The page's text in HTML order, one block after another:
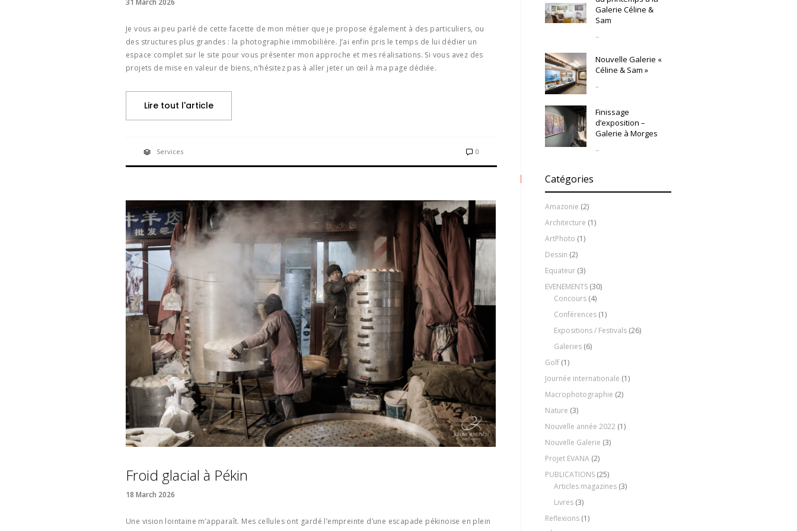
Je vous ai peu parlé de cette facette de mon métier que je propose également à des particuliers, ou
des structures plus grandes : la photographie immobilière. J’ai enfin pris le temps de lui dédier un
espace complet sur le site pour vous présenter mon approche et mes réalisations. Si vous avez des
projets de mise en valeur de biens, n’hésitez pas à aller jeter un œil à ma page dédiée.
Lire tout l'article
Services 0
Froid glacial à Pékin
18 March 2026
Une vision lointaine m’apparaît. Mes cellules ont gardé l’empreinte d’une escapade pékinoise en plein
Galerie Céline &
Sam
..
Nouvelle Galerie «
Céline & Sam »
..
Finissage
d’exposition –
Galerie à Morges
..
Catégories
Amazonie (2)
Architecture (1)
ArtPhoto (1)
Dessin (2)
Equateur (3)
EVENEMENTS (30)
Concours (4)
Conférences (1)
Expositions / Festivals (26)
Galeries (6)
Golf (1)
Journée internationale (1)
Macrophotographie (2)
Nature (3)
Nouvelle année 2022 (1)
Nouvelle Galerie (3)
Projet EVANA (2)
PUBLICATIONS (25)
Articles magazines (3)
Livres (3)
Reflexions (1)